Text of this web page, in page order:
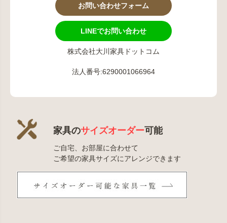
お問い合わせフォーム
LINEでお問い合わせ
株式会社大川家具ドットコム
法人番号:6290001066964
家具のサイズオーダー可能
ご自宅、お部屋に合わせて
ご希望の家具サイズにアレンジできます